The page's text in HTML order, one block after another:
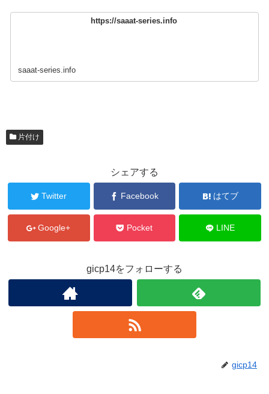
https://saaat-series.info
saaat-series.info
片付け
シェアする
Twitter Facebook はてブ
Google+ Pocket LINE
gicp14をフォローする
gicp14